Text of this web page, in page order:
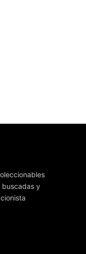
buscadas y